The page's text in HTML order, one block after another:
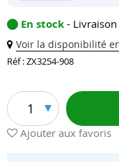
En stock -
Voir la disponibilité
Réf : ZX3254-908
1
Ajouter aux favoris